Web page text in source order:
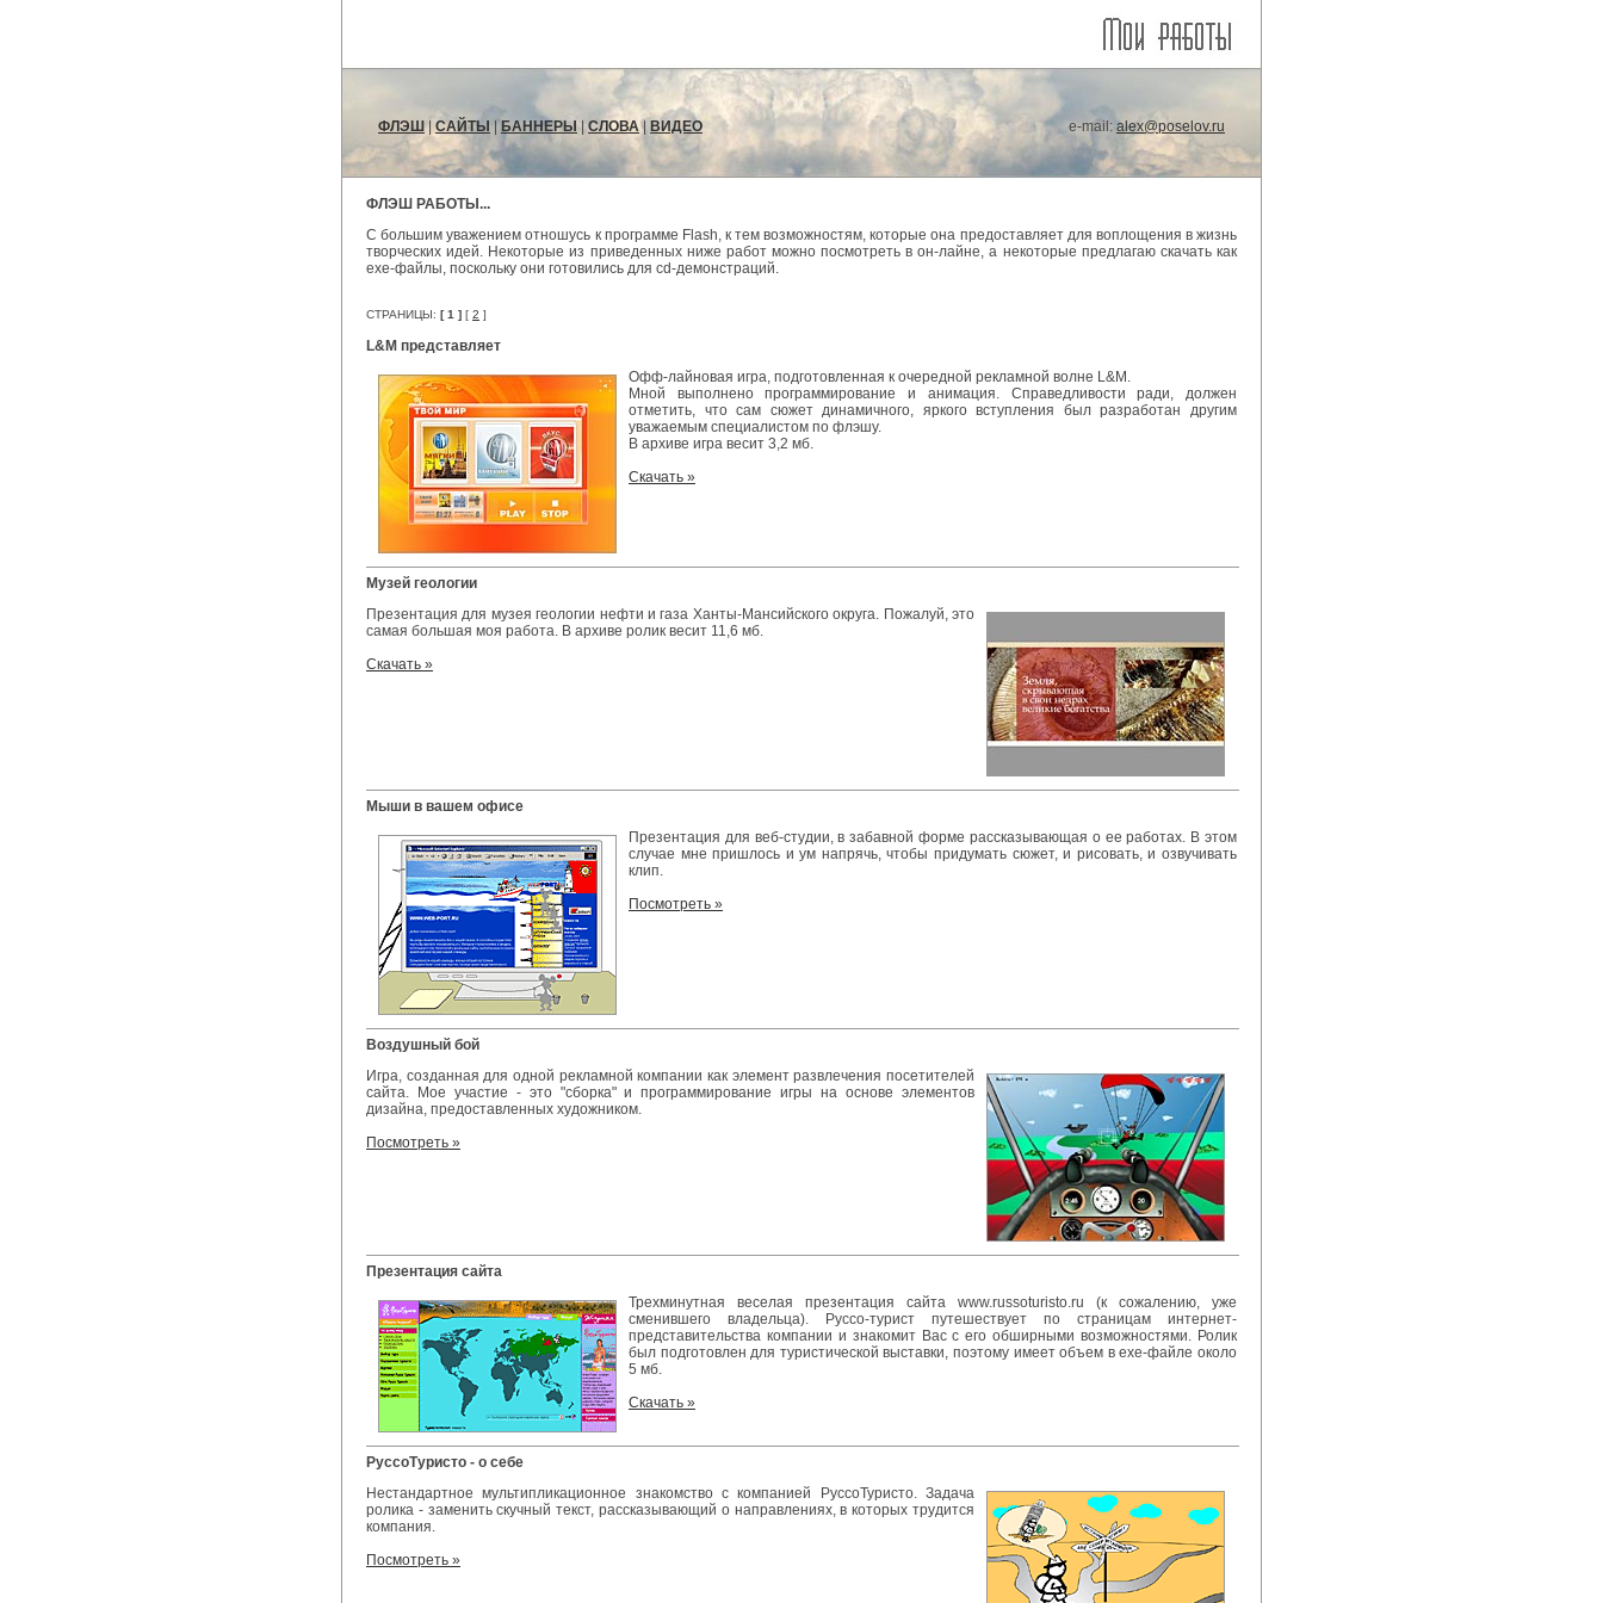
ФЛЭШ| САЙТЫ | БАННЕРЫ СЛОВА| ВИДЕО e-mail: alex@poselov.ru
ФЛЭШ РАБОТЫ...
С большим уважением отношусь к программе Flash, к тем возможностям, которые она предоставляет для воплощения в жизнь
творческих идей. Некоторые из приведенных ниже работ можно посмотреть в он-лайне, а некоторые предлагаю скачать как
exe-файлы, поскольку они готовились для cd-демонстраций.
СТРАНИЦЫ: [ 1 ] [ 2 ]
L&M представляет
Офф-лайновая игра, подготовленная к очередной рекламной волне L&M.
Мной выполнено программирование и анимация. Справедливости ради, должен
отметить, что сам сюжет динамичного, яркого вступления был разработан другим
уважаемым специалистом по флэшу.
В архиве игра весит 3,2 мб.
Скачать »
Музей геологии
Презентация для музея геологии нефти и газа Ханты-Мансийского округа. Пожалуй, это
самая большая моя работа. В архиве ролик весит 11,6 мб.
Скачать »
Мыши в вашем офисе
Презентация для веб-студии, в забавной форме рассказывающая о ее работах. В этом
случае мне пришлось и ум напрячь, чтобы придумать сюжет, и рисовать, и озвучивать
клип.
Посмотреть »
Воздушный бой
Игра, созданная для одной рекламной компании как элемент развлечения посетителей
сайта. Мое участие - это "сборка" и программирование игры на основе элементов
дизайна, предоставленных художником.
Посмотреть »
Презентация сайта
Трехминутная веселая презентация сайта www.russoturisto.ru (к сожалению, уже
сменившего владельца). Руссо-турист путешествует по страницам интернет-
представительства компании и знакомит Вас с его обширными возможностями. Ролик
был подготовлен для туристической выставки, поэтому имеет объем в exe-файле около
5 мб.
Скачать »
РуссоТуристо - о себе
Нестандартное мультипликационное знакомство с компанией РуссоТуристо. Задача
ролика - заменить скучный текст, рассказывающий о направлениях, в которых трудится
компания.
Посмотреть »